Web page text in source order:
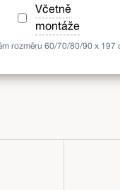
Včetně
montáže
rozměru 60/70/80/90 x 197